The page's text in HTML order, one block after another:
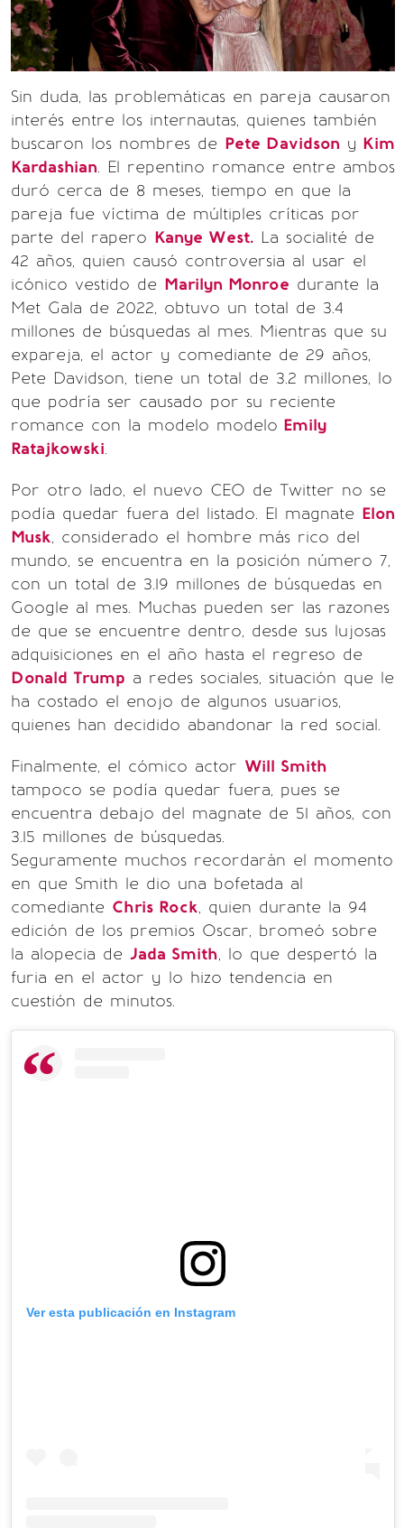
Sin duda, las problemáticas en pareja causaron
interés entre los internautas, quienes también
buscaron los nombres de Pete Davidson y Kim
Kardashian. El repentino romance entre ambos
duró cerca de 8 meses, tiempo en que la
pareja fue víctima de múltiples críticas por
parte del rapero Kanye West. La socialité de
42 años, quien causó controversia al usar el
icónico vestido de Marilyn Monroe durante la
Met Gala de 2022, obtuvo un total de 3.4
millones de búsquedas al mes. Mientras que su
expareja, el actor y comediante de 29 años,
Pete Davidson, tiene un total de 3.2 millones, lo
que podría ser causado por su reciente
romance con la modelo modelo Emily
Ratajkowski.
Por otro lado, el nuevo CEO de Twitter no se
podía quedar fuera del listado. El magnate Elon
Musk, considerado el hombre más rico del
mundo, se encuentra en la posición número 7,
con un total de 3.19 millones de búsquedas en
Google al mes. Muchas pueden ser las razones
de que se encuentre dentro, desde sus lujosas
adquisiciones en el año hasta el regreso de
Donald Trump a redes sociales, situación que le
ha costado el enojo de algunos usuarios,
quienes han decidido abandonar la red social.
Finalmente, el cómico actor Will Smith
tampoco se podía quedar fuera, pues se
encuentra debajo del magnate de 51 años, con
3.15 millones de búsquedas.
Seguramente muchos recordarán el momento
en que Smith le dio una bofetada al
comediante Chris Rock, quien durante la 94
edición de los premios Oscar, bromeó sobre
la alopecia de Jada Smith, lo que despertó la
furia en el actor y lo hizo tendencia en
cuestión de minutos.
Ver esta publicación en Instagram